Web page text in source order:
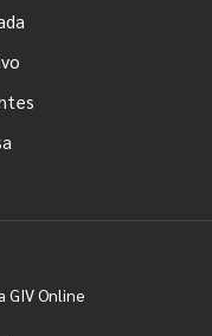
GIV Online